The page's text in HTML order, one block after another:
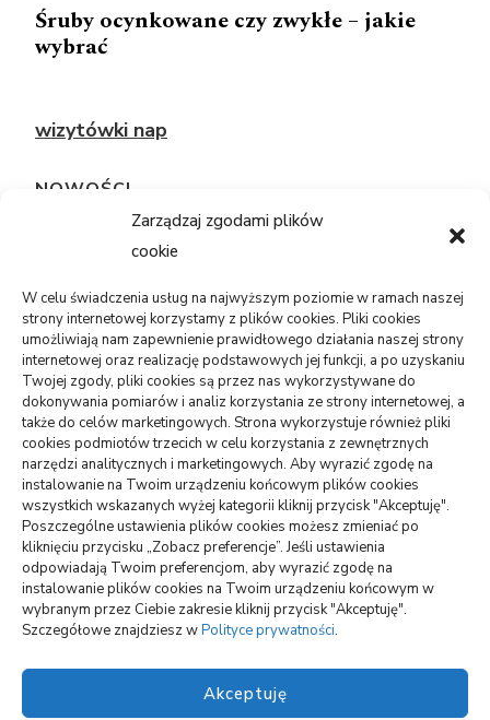
Zarządzaj zgodami plików
cookie
W celu świadczenia usług na najwyższym poziomie w ramach naszej
strony internetowej korzystamy z plików cookies. Pliki cookies
umożliwiają nam zapewnienie prawidłowego działania naszej strony
internetowej oraz realizację podstawowych jej funkcji, a po uzyskaniu
Twojej zgody, pliki cookies są przez nas wykorzystywane do
dokonywania pomiarów i analiz korzystania ze strony internetowej, a
także do celów marketingowych. Strona wykorzystuje również pliki
cookies podmiotów trzecich w celu korzystania z zewnętrznych
narzędzi analitycznych i marketingowych. Aby wyrazić zgodę na
instalowanie na Twoim urządzeniu końcowym plików cookies
wszystkich wskazanych wyżej kategorii kliknij przycisk "Akceptuję".
Poszczególne ustawienia plików cookies możesz zmieniać po
kliknięciu przycisku „Zobacz preferencje”. Jeśli ustawienia
odpowiadają Twoim preferencjom, aby wyrazić zgodę na
instalowanie plików cookies na Twoim urządzeniu końcowym w
wybranym przez Ciebie zakresie kliknij przycisk "Akceptuję".
Szczegółowe znajdziesz wPolityce prywatności.
Akceptuję
Śruby ocynkowane czy zwykłe – jakie
wybrać
wizytówki nap
NOWOŚCI
system, płyta?
05/08/2026
USŁUGI
PR dla marki osobistej, gdy social
media nie wystarczają
06/07/2026
ZDROWIE
Pierwsze wolne terminy leczenia: jak
je sprawdzić
23/06/2026